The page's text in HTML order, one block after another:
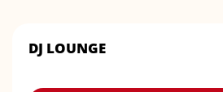
DJ LOUNGE